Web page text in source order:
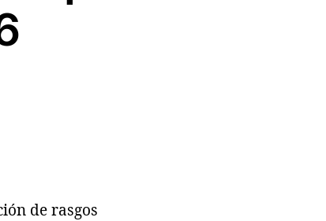
de rasgos